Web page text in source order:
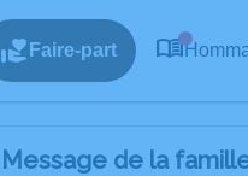
Faire-part
Message de la